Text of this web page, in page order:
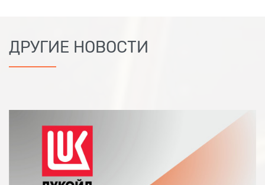
ДРУГИЕ НОВОСТИ